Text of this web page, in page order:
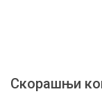
Скорашњи